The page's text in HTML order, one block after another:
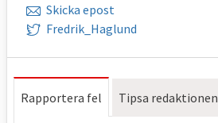
Skicka epost
Fredrik_Haglund
Rapportera fel Tipsa redaktionen